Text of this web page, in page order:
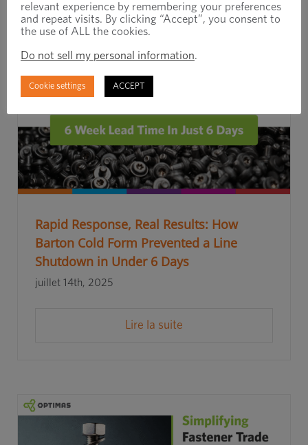
Rapid Response, Real Results: How
Barton Cold Form Prevented a Line
Shutdown in Under 6 Days
juillet 14th, 2025
Lire la suite
relevant experience by remembering your preferences
and repeat visits. By clicking “Accept”, you consent to
the use of ALL the cookies.
Do not sell my personal information.
Cookie settings ACCEPT